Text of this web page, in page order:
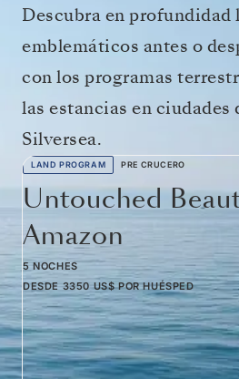
Descubra en profundidad
emblemáticos antes o
con los programas
las estancias en ciudades
Silversea.
LAND PROGRAM PRE CRUCERO
Untouched
Amazon
5 NOCHES
DESDE 3350 US$ POR HUÉSPED